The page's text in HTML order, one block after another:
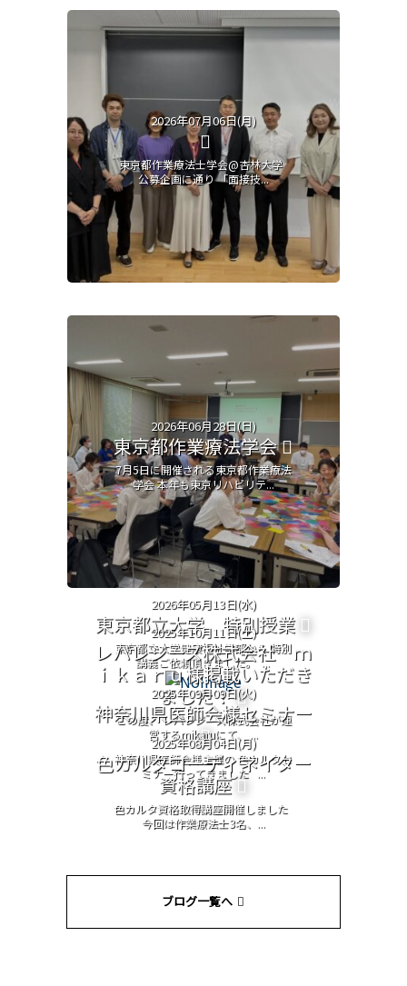
2026年07月06日(月)
東京都作業療法士学会@杏林大学
公募企画に通り 「面接技...
2026年06月28日(日)
東京都作業療法学会
7月5日に開催される東京都作業療法
学会 本年も東京リハビリテ...
2026年05月13日(水)
東京都立大学 特別授業
東京都立大学健康福祉学部から 特別
講義ご依頼頂きました。 ...
2025年10月11日(土)
レバレジーズ株式会社 ｍ
ｉｋａｒｕ様掲載いただき
ました！
この度、 レバレジーズ株式会社が運
営するmikaruにて、 ...
2025年09月09日(火)
神奈川県医師会様セミナー
神奈川県医師会様主催の 色カルタセ
ミナー行ってきました ...
2025年08月04日(月)
色カルタコーディネイター
資格講座
色カルタ資格取得講座開催しました
今回は作業療法士3名、...
ブログ一覧へ